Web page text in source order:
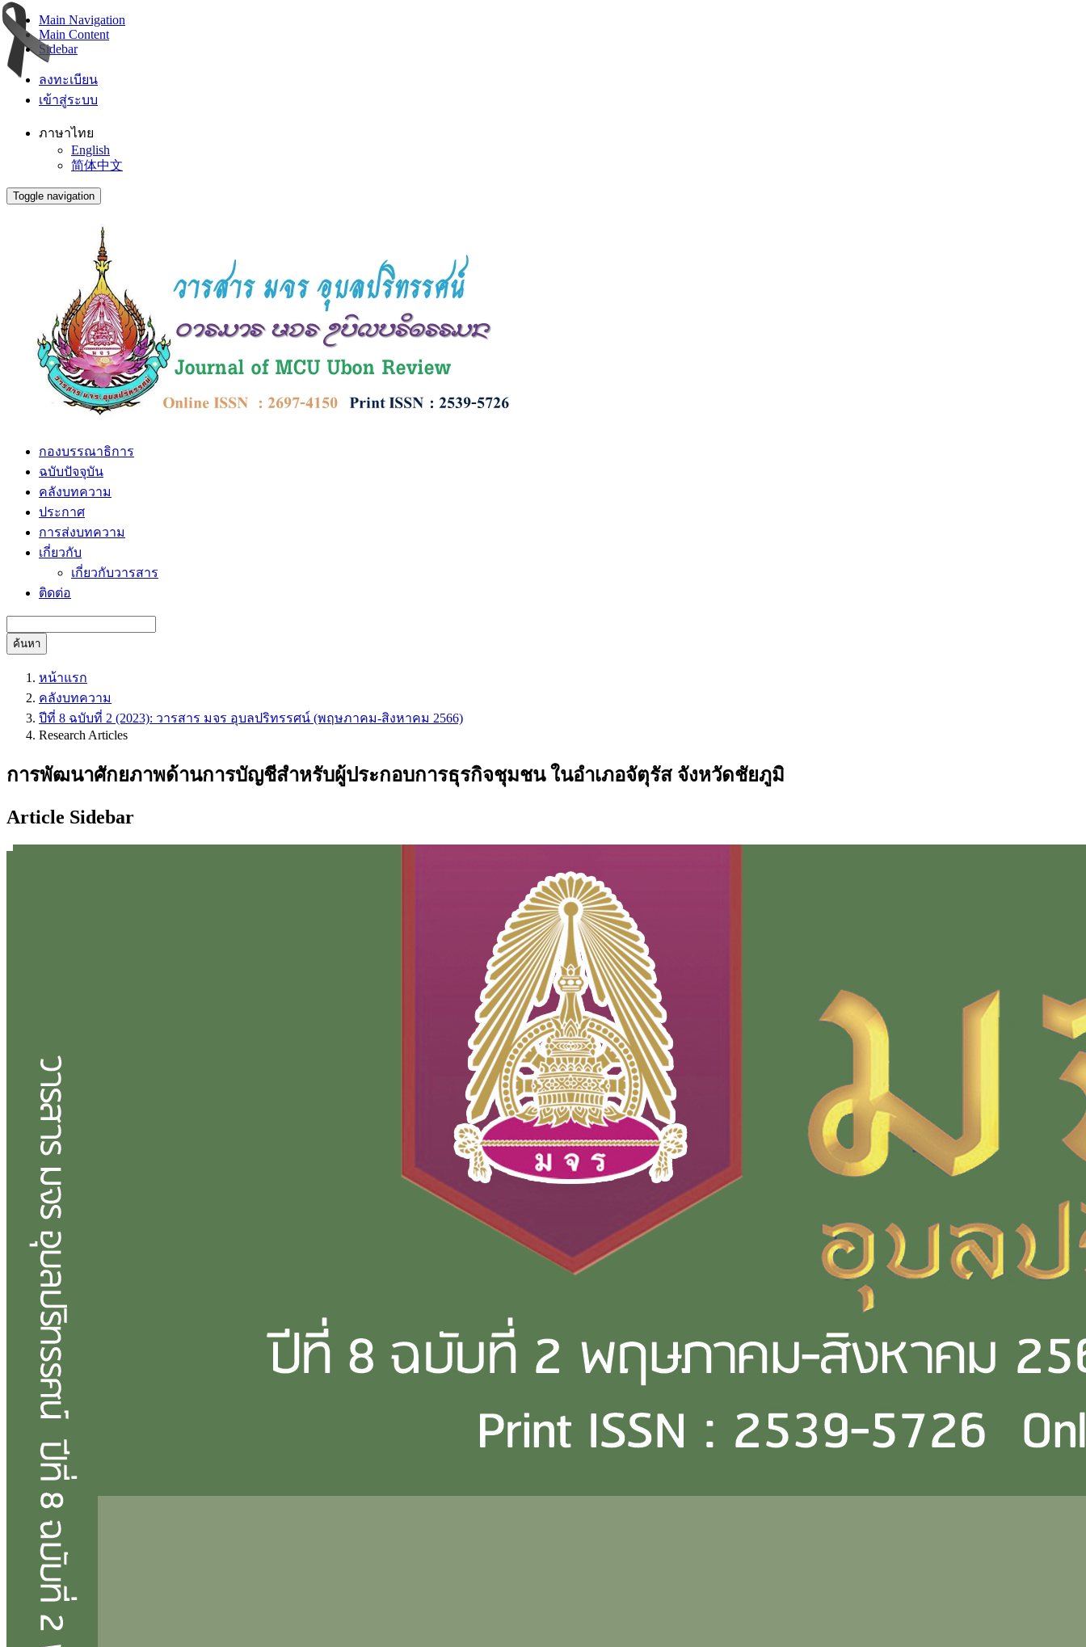
Main Navigation
Main Content
Sidebar
ลงทะเบียน
เข้าสู่ระบบ
ภาษาไทย
English
简体中文
Toggle navigation
กองบรรณาธิการ
ฉบับปัจจุบัน
คลังบทความ
ประกาศ
การส่งบทความ
เกี่ยวกับ
เกี่ยวกับวารสาร
ติดต่อ
ค้นหา
หน้าแรก
คลังบทความ
ปีที่ 8 ฉบับที่ 2 (2023): วารสาร มจร อุบลปริทรรศน์ (พฤษภาคม-สิงหาคม 2566)
Research Articles
การพัฒนาศักยภาพด้านการบัญชีสำหรับผู้ประกอบการธุรกิจชุมชน ในอำเภอจัตุรัส จังหวัดชัยภูมิ
Article Sidebar